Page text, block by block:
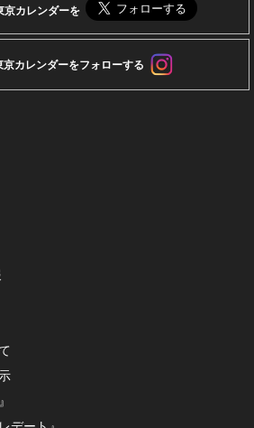
カレンダーを
カレンダーをフォローする